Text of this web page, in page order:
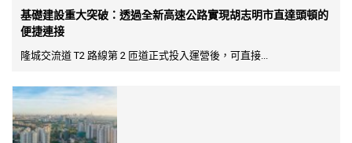
基礎建設重大突破：透過全新高速公路實現胡志明市直達頭頓的
便捷連接
隆城交流道 T2 路線第 2 匝道正式投入運營後，可直接...